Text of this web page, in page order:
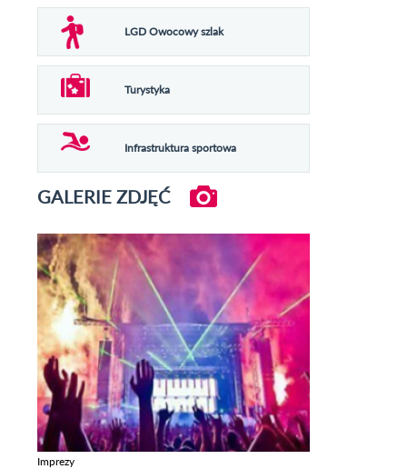
LGD Owocowy szlak
Turystyka
Infrastruktura sportowa
GALERIE ZDJĘĆ
Imprezy